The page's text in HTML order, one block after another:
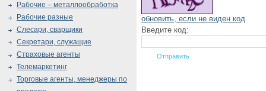
обновить, если не виден код
Введите код:
Рабочие – металлообработка
Рабочие разные
Слесари, сварщики
Секретари, служащие
Страховые агенты
Телемаркетинг
Торговые агенты, менеджеры по